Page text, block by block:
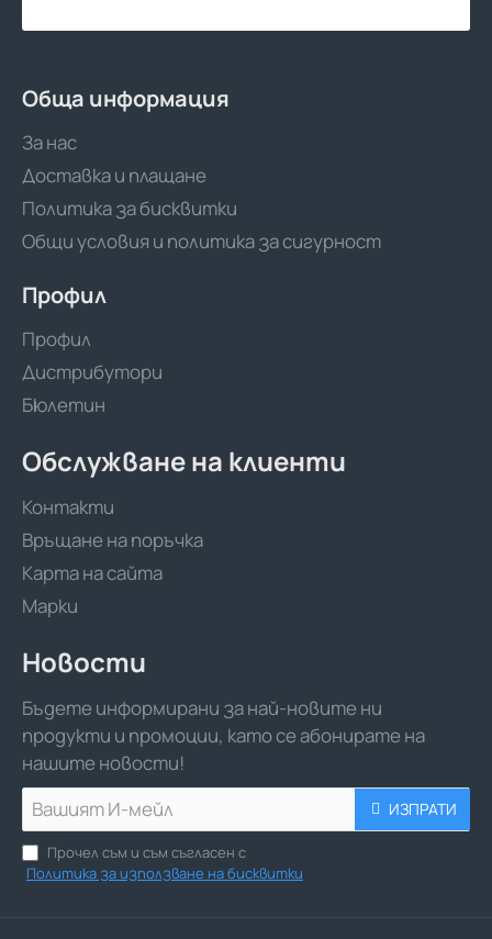
Обща информация
За нас
Доставка и плащане
Политика за бисквитки
Общи условия и политика за сигурност
Профил
Профил
Дистрибутори
Бюлетин
Обслужване на клиенти
Контакти
Връщане на поръчка
Карта на сайта
Марки
Новости
Бъдете информирани за най-новите ни
продукти и промоции, като се абонирате на
нашите новости!
И-
мейл
ИЗПРАТИ
Прочел съм и съм съгласен с
Политика за използване на бисквитки